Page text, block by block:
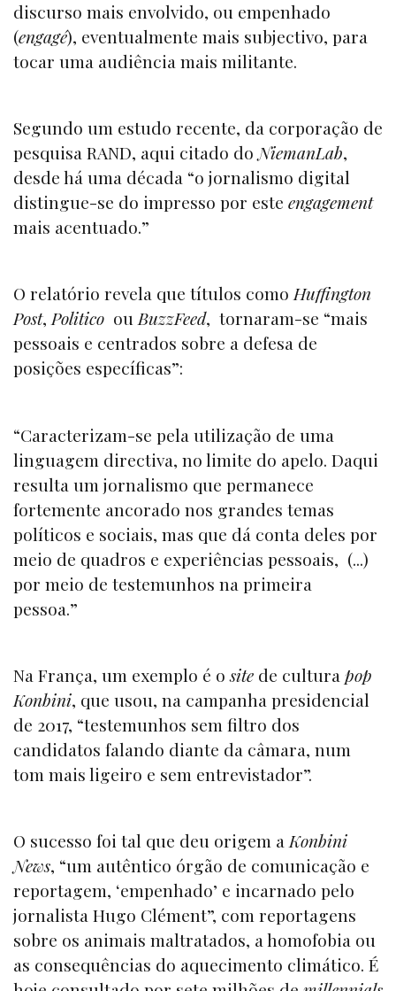
discurso mais envolvido, ou empenhado
(engagé), eventualmente mais subjectivo, para
tocar uma audiência mais militante.
Segundo um estudo recente, da corporação de
pesquisa RAND, aqui citado do NiemanLab,
desde há uma década “o jornalismo digital
distingue-se do impresso por este engagement
mais acentuado.”
O relatório revela que títulos comoHuffington
Post,Politico ouBuzzFeed, tornaram-se “mais
pessoais e centrados sobre a defesa de
posições específicas”:
“Caracterizam-se pela utilização de uma
linguagem directiva, no limite do apelo. Daqui
resulta um jornalismo que permanece
fortemente ancorado nos grandes temas
políticos e sociais, mas que dá conta deles por
meio de quadros e experiências pessoais, (...)
por meio de testemunhos na primeira
pessoa.”
Na França, um exemplo é osite de cultura pop
Konbini, que usou, na campanha presidencial
de 2017, “testemunhos sem filtro dos
candidatos falando diante da câmara, num
tom mais ligeiro e sem entrevistador”.
O sucesso foi tal que deu origem a Konbini
News, “um autêntico órgão de comunicação e
reportagem, ‘empenhado’ e incarnado pelo
jornalista Hugo Clément”, com reportagens
sobre os animais maltratados, a homofobia ou
as consequências do aquecimento climático. É